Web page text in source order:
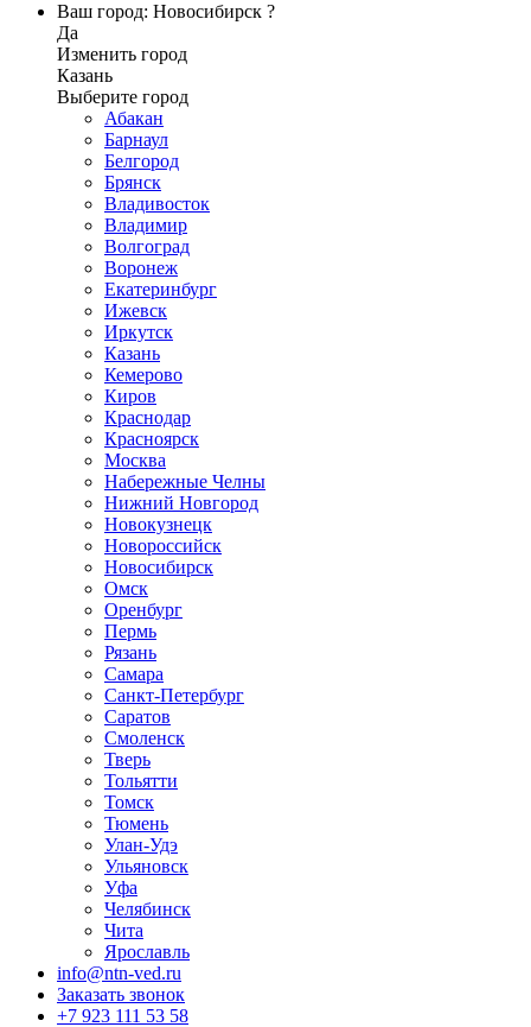
Ваш город: Новосибирск ?
Да
Изменить город
Казань
Выберите город
Абакан
Барнаул
Белгород
Брянск
Владивосток
Владимир
Волгоград
Воронеж
Екатеринбург
Ижевск
Иркутск
Казань
Кемерово
Киров
Краснодар
Красноярск
Москва
Набережные Челны
Нижний Новгород
Новокузнецк
Новороссийск
Новосибирск
Омск
Оренбург
Пермь
Рязань
Самара
Санкт-Петербург
Саратов
Смоленск
Тверь
Тольятти
Томск
Тюмень
Улан-Удэ
Ульяновск
Уфа
Челябинск
Чита
Ярославль
info@ntn-ved.ru
Заказать звонок
+7 923 111 53 58